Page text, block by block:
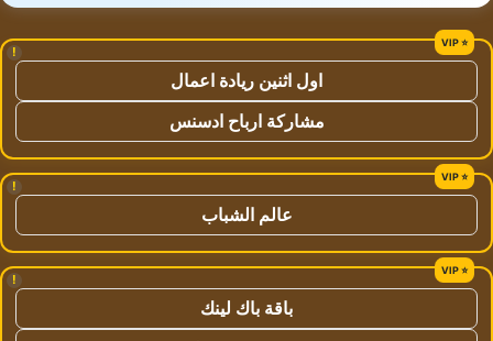
!
اول اثنين ريادة اعمال
مشاركة ارباح ادسنس
!
عالم الشباب
!
باقة باك لينك